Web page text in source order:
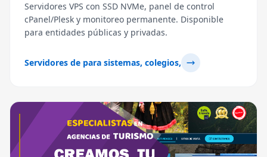
Servidores VPS con SSD NVMe, panel de control
cPanel/Plesk y monitoreo permanente. Disponible
para entidades públicas y privadas.
Servidores de para sistemas, colegios,